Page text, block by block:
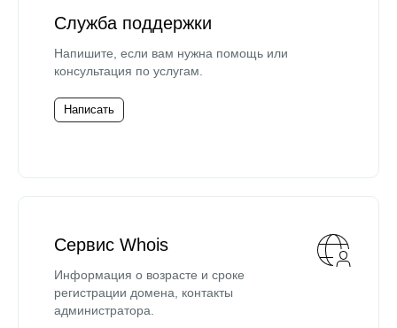
Служба поддержки
Напишите, если вам нужна помощь или
консультация по услугам.
Написать
Сервис Whois
Информация о возрасте и сроке
регистрации домена, контакты
администратора.